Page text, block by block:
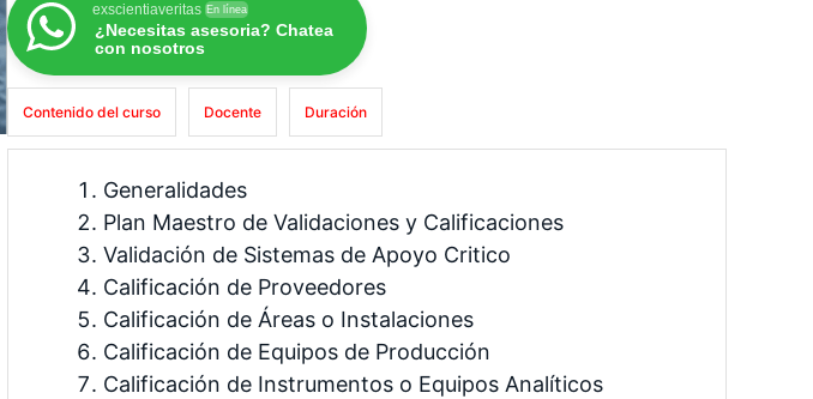
exscientiaveritas En línea
¿Necesitas asesoria? Chatea
con nosotros
Contenido del curso Docente Duración
Generalidades
Plan Maestro de Validaciones y Calificaciones
Validación de Sistemas de Apoyo Critico
Calificación de Proveedores
Calificación de Áreas o Instalaciones
Calificación de Equipos de Producción
Calificación de Instrumentos o Equipos Analíticos